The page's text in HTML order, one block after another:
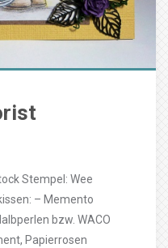
Stempel: Wee
– Memento
bzw. WACO
Papierrosen